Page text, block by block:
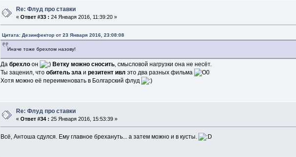
Re: Флуд про ставки
«Ответ #33 : 24 Января 2016, 11:39:20 »
Цитата: Дезинфектор от 23 Января 2016, 23:08:08
Иначе тоже брехлом назову!
Да брехло он Ветку можно сносить, смысловой нагрузки она не несёт.
Ты заценил, что обитель злаи резитент ивл это два разных фильма
Хотя можно её переименовать в Болгарский флуд
Re: Флуд про ставки
«Ответ #34 : 25 Января 2016, 15:53:39 »
Всё, Антоша сдулся. Ему главное брехануть... а затем можно и в кусты.